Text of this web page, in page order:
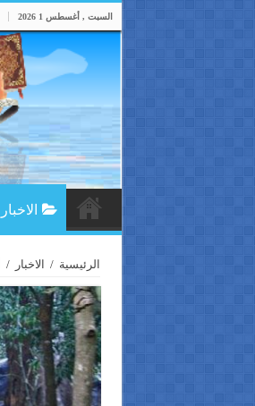
السبت , أغسطس 1 2026
الاخبار
الرئيسية / الاخبار /